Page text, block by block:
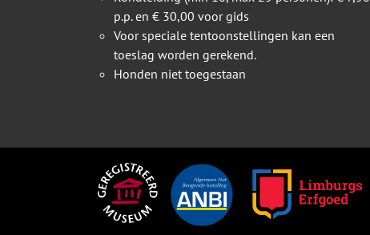
p.p. en € 30,00 voor gids
Voor speciale tentoonstellingen kan een
toeslag worden gerekend.
Honden niet toegestaan